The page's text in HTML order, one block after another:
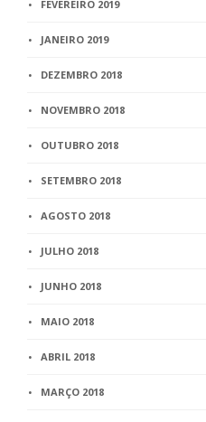
FEVEREIRO 2019
JANEIRO 2019
DEZEMBRO 2018
NOVEMBRO 2018
OUTUBRO 2018
SETEMBRO 2018
AGOSTO 2018
JULHO 2018
JUNHO 2018
MAIO 2018
ABRIL 2018
MARÇO 2018